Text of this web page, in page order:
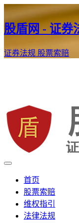
股盾网 - 证券
证券法规 股票索赔
股盾网
证券股票维权网
首页
股票索赔
维权指引
法律法规